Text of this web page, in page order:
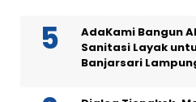
AdaKami Bangun
Sanitasi Layak
Banjarsari